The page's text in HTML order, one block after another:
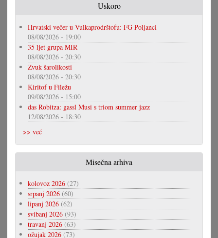
Uskoro
Hrvatski večer u Vulkaprodrštofu: FG Poljanci
08/08/2026 - 19:00
35 ljet grupa MIR
08/08/2026 - 20:30
Zvuk šarolikosti
08/08/2026 - 20:30
Kiritof u Filežu
09/08/2026 - 15:00
das Robitza: gassl Musi s triom summer jazz
12/08/2026 - 18:30
>> već
Misečna arhiva
kolovoz 2026 (27)
srpanj 2026 (60)
lipanj 2026 (62)
svibanj 2026 (93)
travanj 2026 (63)
ožujak 2026 (73)